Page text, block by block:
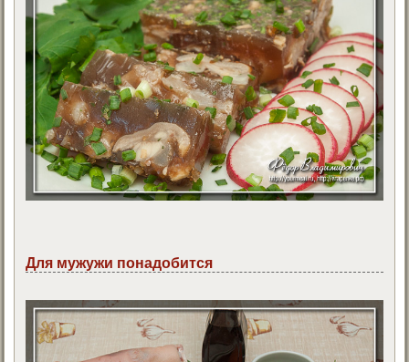
Для мужужи понадобится